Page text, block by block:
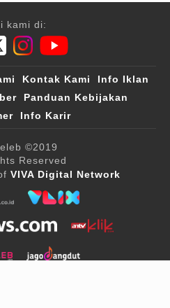
kami di:
Kontak Kami
Info Iklan
Panduan Kebijakan
Info Karir
©2019
Reserved
VIVA Digital Network